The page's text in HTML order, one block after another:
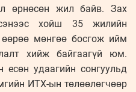
өрнөсөн жил байв. Зах
хойш 35 жилийн
мөнгөө босгож ийм
хийж байгаагүй юм.
удаагийн сонгуульд
ИТХ-ын төлөөлөгчөөр